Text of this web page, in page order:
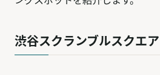
渋谷スクランブルスクエア